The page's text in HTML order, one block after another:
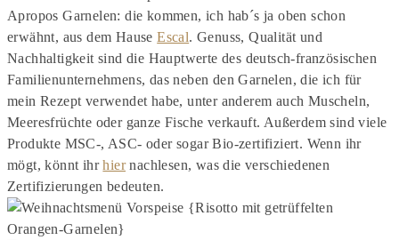
Apropos Garnelen: die kommen, ich hab´s ja oben schon
erwähnt, aus dem HauseEscal. Genuss, Qualität und
Nachhaltigkeit sind die Hauptwerte des deutsch-französischen
Familienunternehmens, das neben den Garnelen, die ich für
mein Rezept verwendet habe, unter anderem auch Muscheln,
Meeresfrüchte oder ganze Fische verkauft. Außerdem sind viele
Produkte MSC-, ASC- oder sogar Bio-zertifiziert. Wenn ihr
mögt, könnt ihrhiernachlesen, was die verschiedenen
Zertifizierungen bedeuten.